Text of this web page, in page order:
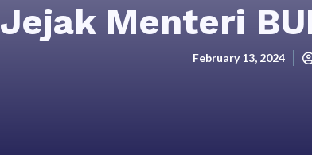
Jejak Menteri
February 13, 2024